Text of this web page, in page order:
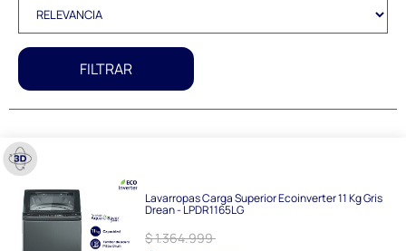
FILTRAR
Lavarropas Carga Superior Ecoinverter 11 Kg Gris
Drean - LPDR1165LG
$ 1.364.999